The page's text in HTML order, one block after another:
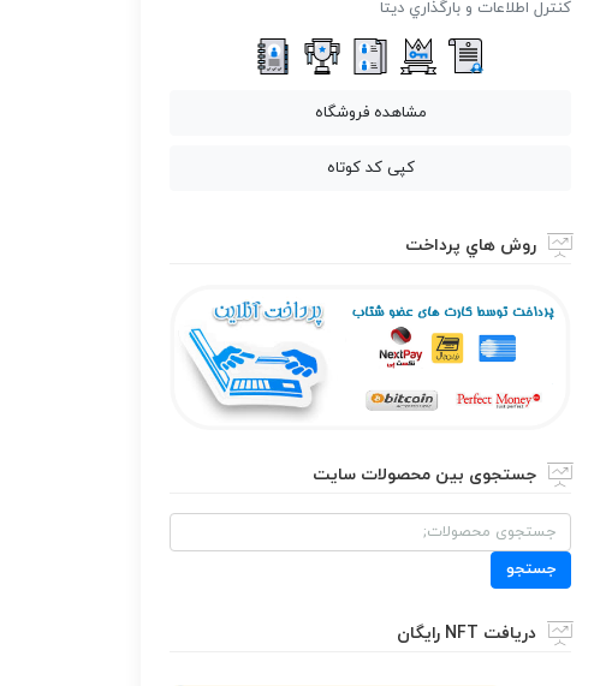
كنترل اطلاعات و بارگذاري ديتا
مشاهده فروشگاه
کپی کد کوتاه
روش هاي پرداخت
جستجوی بین محصولات سایت
جستجو
برای:
جستجو
دریافت NFT رایگان